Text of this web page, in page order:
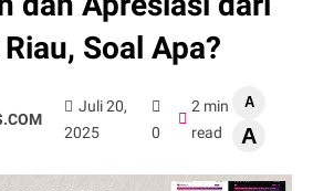
Soal Apa?
Juli 20,
2025
0
2 min
read
A
A